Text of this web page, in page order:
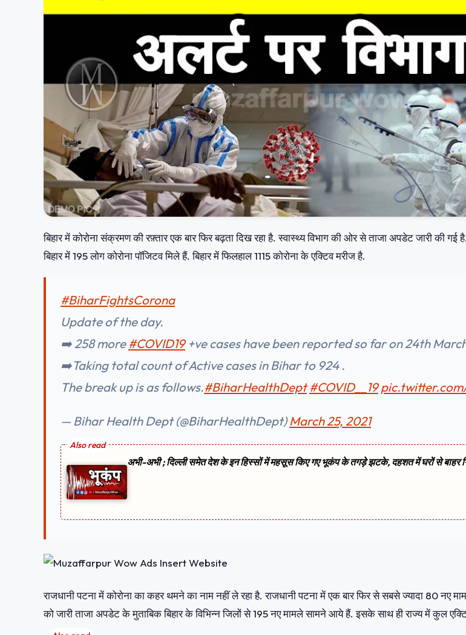
बिहार में कोरोना संक्रमण की रफ़्तार एक बार फिर बढ़ता दिख रहा है. स्वास्थ्य विभाग की ओर से ताजा अपडेट जारी की
बिहार में 195 लोग कोरोना पॉजिटव मिले हैं. बिहार में फिलहाल 1115 कोरोना के एक्टिव मरीज है.
#BiharFightsCorona
Update of the day.
➡️ 258 more #COVID19+ve cases have been reported so far on 24th
➡️Taking total count of Active cases in Bihar to 924 .
The break up is as follows.#BiharHealthDept #COVID__19
— Bihar Health Dept (@BiharHealthDept)March 25, 2021
अभी-अभी ; दिल्ली समेत देश के इन हिस्सों में महसूस किए गए भूकंप के तगड़े झटके, दहशत में घरों से बाहर
राजधानी पटना में कोरोना का कहर थमने का नाम नहीं ले रहा है. राजधानी पटना में एक बार फिर से सबसे ज्यादा 80 नए
को जारी ताजा अपडेट के मुताबिक बिहार के विभिन्न जिलों से 195 नए मामले सामने आये हैं. इसके साथ ही राज्य में कुल